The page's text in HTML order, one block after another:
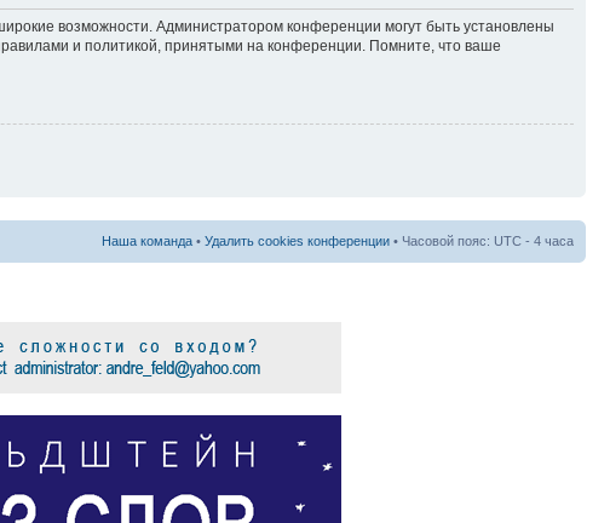
возможности. Администратором конференции могут быть установлены
и политикой, принятыми на конференции. Помните, что ваше
Наша команда • Удалить cookies конференции • Часовой пояс: UTC - 4 часа